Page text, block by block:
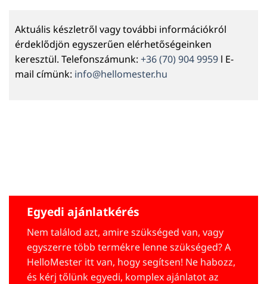
Aktuális készletről vagy további információkról
érdeklődjön egyszerűen elérhetőségeinken
keresztül. Telefonszámunk: +36 (70) 904 9959 l E-
mail címünk: info@hellomester.hu
Egyedi ajánlatkérés
Nem találod azt, amire szükséged van, vagy
egyszerre több termékre lenne szükséged? A
HelloMester itt van, hogy segítsen! Ne habozz,
és kérj tőlünk egyedi, komplex ajánlatot az